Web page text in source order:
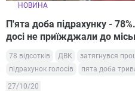
НОВИНА
П'ята доба підрахунку -
досі не приїжджали до
78 відсотків ДВК затягнувся
підрахунок голосів
пята доба
27/10/20